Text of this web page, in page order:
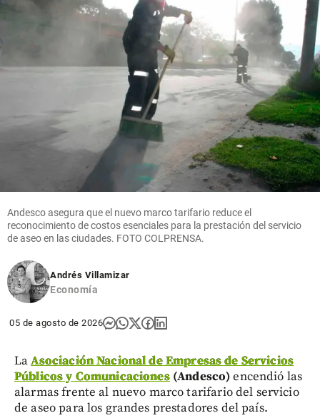
Andesco asegura que el nuevo marco tarifario reduce el
reconocimiento de costos esenciales para la prestación del servicio
de aseo en las ciudades. FOTO COLPRENSA.
Andrés Villamizar
Economía
05 de agosto de 2026
LaAsociación Nacional de Empresas de Servicios
Públicos y Comunicaciones(Andesco)encendió las
alarmas frente al nuevo marco tarifario del servicio
de aseo para los grandes prestadores del país.